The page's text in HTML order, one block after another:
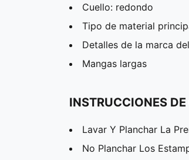
Cuello: redondo
Tipo de material
Detalles de la marca
Mangas largas
INSTRUCCIONES
Lavar Y Planchar La
No Planchar Los